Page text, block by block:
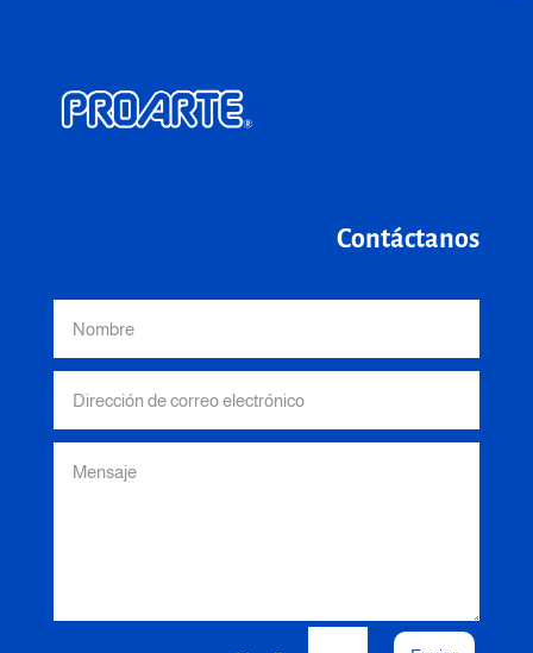
Contáctanos